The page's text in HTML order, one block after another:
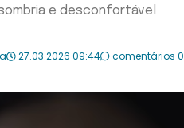
e desconfortável
27.03.2026 09:44 comentários 0